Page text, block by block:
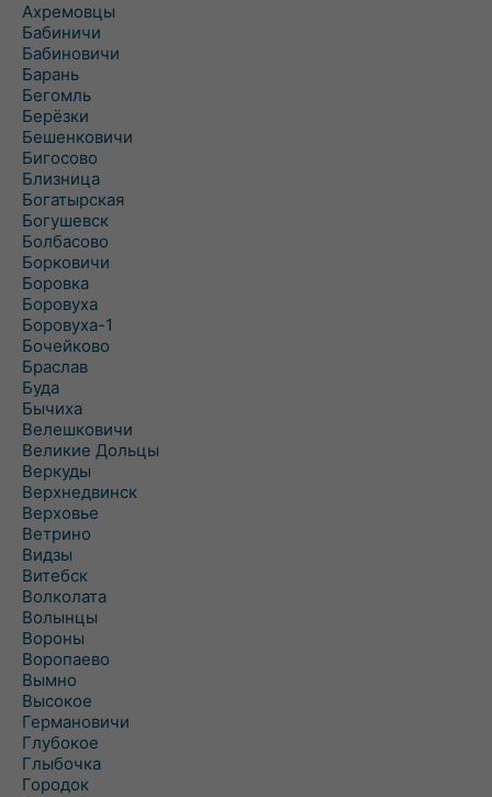
Ахремовцы
Бабиничи
Бабиновичи
Барань
Бегомль
Берёзки
Бешенковичи
Бигосово
Близница
Богатырская
Богушевск
Болбасово
Борковичи
Боровка
Боровуха
Боровуха-1
Бочейково
Браслав
Буда
Бычиха
Велешковичи
Великие Дольцы
Веркуды
Верхнедвинск
Верховье
Ветрино
Видзы
Витебск
Волколата
Волынцы
Вороны
Воропаево
Вымно
Высокое
Германовичи
Глубокое
Глыбочка
Городок